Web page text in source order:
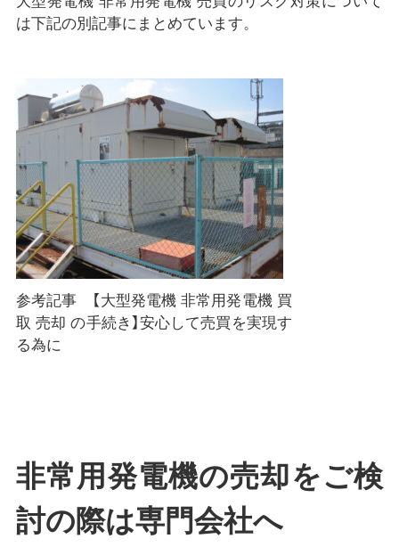
は下記の別記事にまとめています。
参考記事 【大型発電機 非常用発電機 買
取 売却 の手続き】安心して売買を実現す
る為に
非常用発電機の売却をご検
討の際は専門会社へ